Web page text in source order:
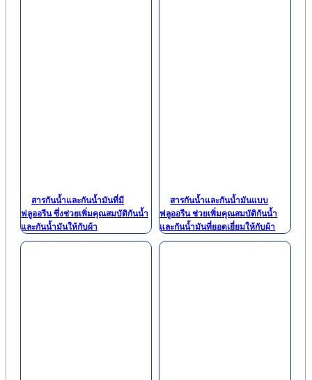
สารกันน้ำและกันน้ำมันที่มี
ฟลูออรีน ซึ่งช่วยเพิ่มคุณสมบัติกันน้ำ
และกันน้ำมันให้กับผ้า
สารกันน้ำและกันน้ำมันแบบ
ฟลูออรีน ช่วยเพิ่มคุณสมบัติกันน้ำ
และกันน้ำมันที่ยอดเยี่ยมให้กับผ้า